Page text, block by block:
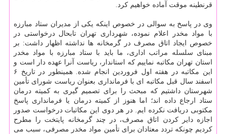
قرنطینه موقت آماده خواهیم كرد.
وی در پاسخ به سوالی در خصوص اینكه یكی از مدیران ستاد مبارزه
با مواد مخدر اعلام نموده، شهرداری تهران تابحال درخواستی در
خصوص ایجاد اتاق مصرف در گرمخانه ها نداشته اظهار داشت: بر
مبنای سلسله مراتب اداری، ما باید با ستاد مبارزه با مواد مخدر
استان تهران مكاتبه نماییم كه استاندار، ریاست آنرا عهده دار است و
این مكاتبه در هفته اول فروردین انجام شده. همینطور در تاریخ ۶
اسفند سال قبل مكاتبه ای با فرمانداری بعنوان ریاست شورای تأمین
شهرستان داشتیم كه مبحث را برای تصمیم گیری به كمیته درمان
ستاد ارجاع داده اند؛ اما هنوز از كمیته درمان یا فرمانداری پاسخ
مكتوبی دریافت نكرده ایم. در هر دوی این مكاتبات درخواست صدور
اجازه دایر كردن اتاق مصرف، در چند گرمخانه پایتخت را مطرح
كردیم چونكه تردد معتادان برای تأمین مواد مخدر مصرفی، سبب می